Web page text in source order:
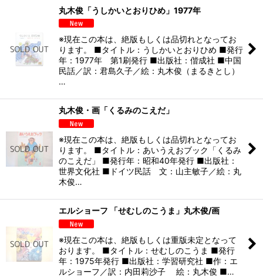
丸木俊「うしかいとおりひめ」1977年
※現在この本は、絶版もしくは品切れとなってお
ります。 ■タイトル：うしかいとおりひめ ■発行
年：1977年 第1刷発行 ■出版社：偕成社 ■中国
民話／訳：君島久子／絵：丸木俊（まるきとし）
…
丸木俊・画「くるみのこえだ」
※現在この本は、絶版もしくは品切れとなってお
ります。 ■タイトル：あいうえおブック「くるみ
のこえだ」 ■発行年：昭和40年発行 ■出版社：
世界文化社 ■ドイツ民話 文：山主敏子／絵：丸
木俊…
エルショーフ 「せむしのこうま」丸木俊/画
※現在この本は、絶版もしくは重版未定となって
おります。 ■タイトル：せむしのこうま ■発行
年：1975年発行 ■出版社：学習研究社 ■作：エ
ルショーフ／訳：内田莉沙子 絵：丸木俊 ■…